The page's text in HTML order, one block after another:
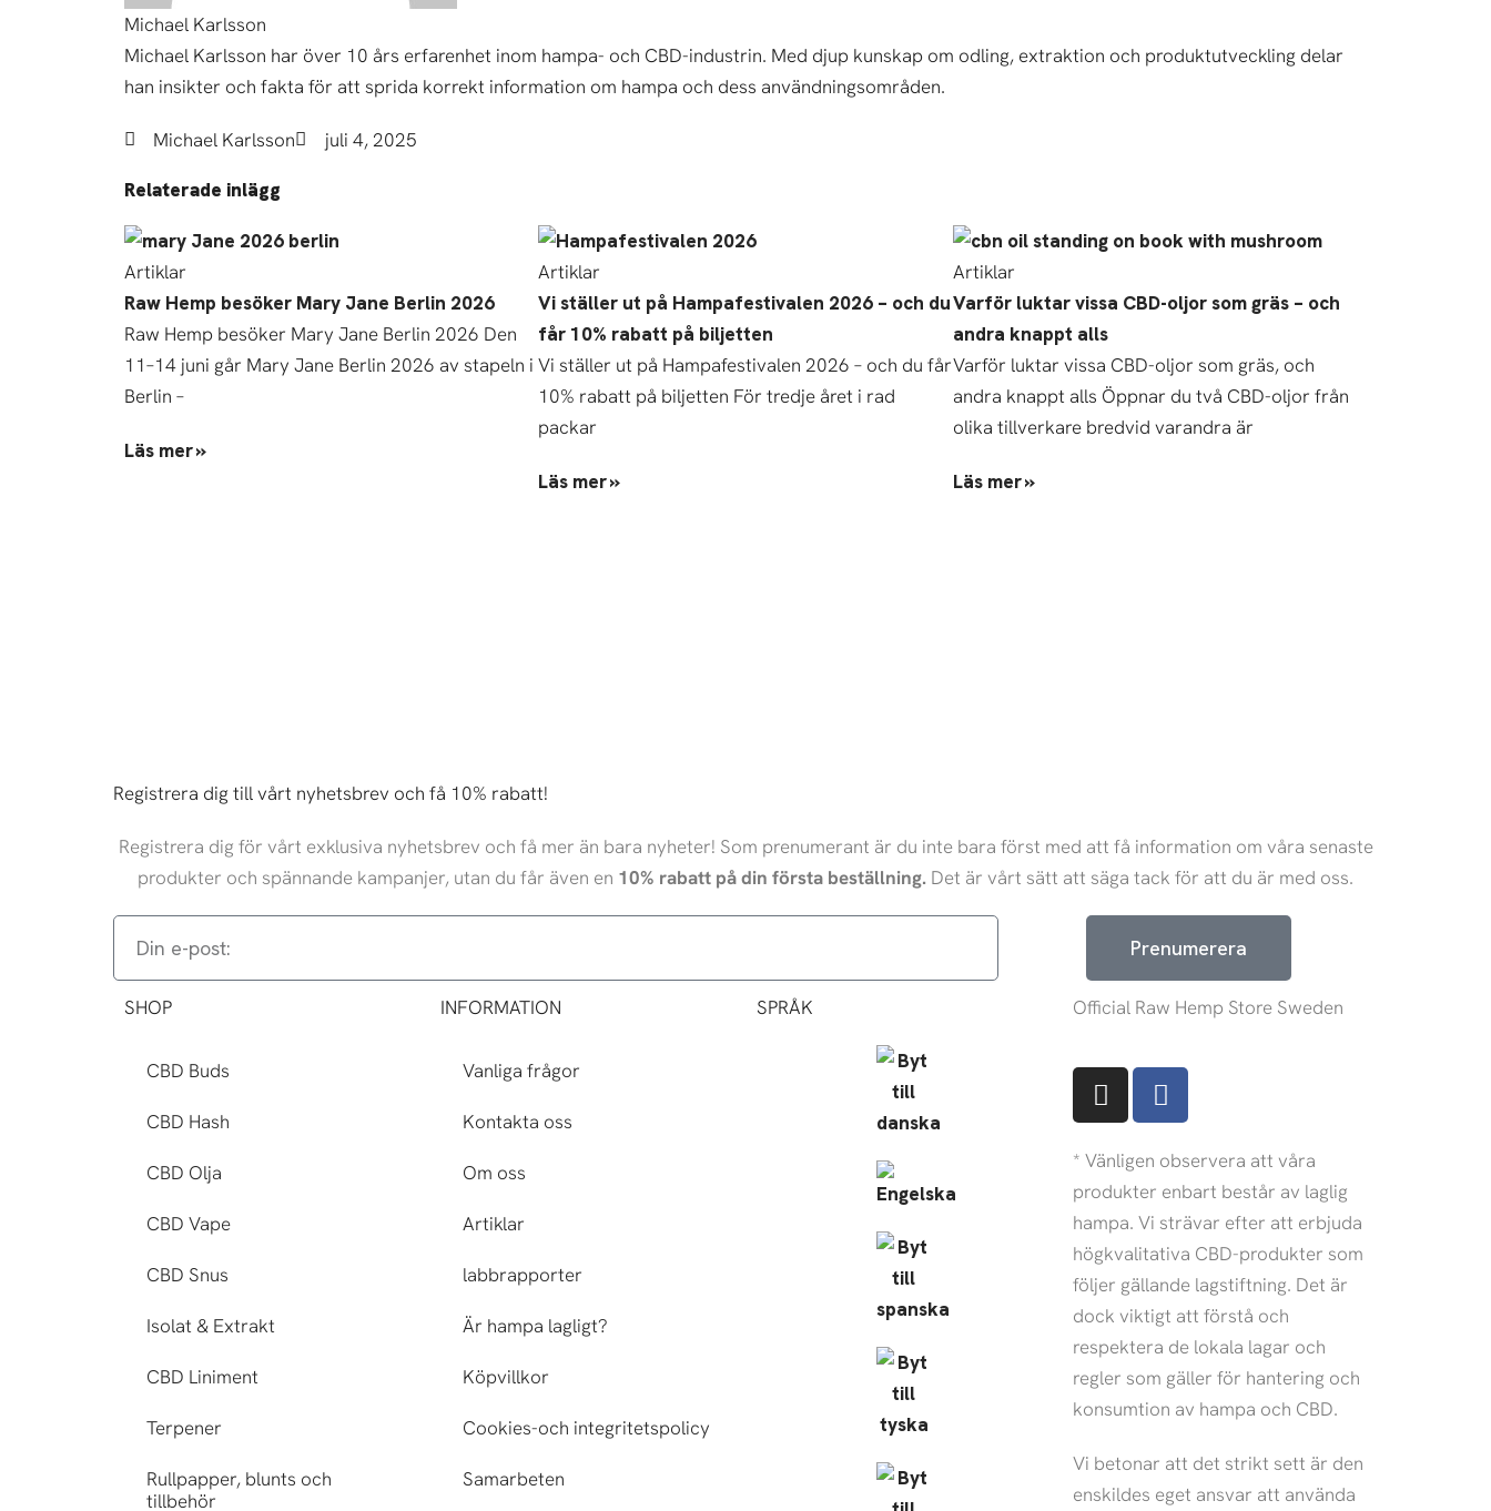
Michael Karlsson
Michael Karlsson har över 10 års erfarenhet inom hampa- och CBD-industrin. Med djup kunskap om odling, extraktion och produktutveckling delar
han insikter och fakta för att sprida korrekt information om hampa och dess användningsområden.
Michael Karlsson juli 4, 2025
Relaterade inlägg
Artiklar
Raw Hemp besöker Mary Jane Berlin 2026
Raw Hemp besöker Mary Jane Berlin 2026 Den
11–14 juni går Mary Jane Berlin 2026 av stapeln i
Berlin –
Läs mer »
Artiklar
Vi ställer ut på Hampafestivalen 2026 – och du
får 10% rabatt på biljetten
Vi ställer ut på Hampafestivalen 2026 – och du får
10% rabatt på biljetten För tredje året i rad
packar
Läs mer »
Artiklar
Varför luktar vissa CBD-oljor som gräs – och
andra knappt alls
Varför luktar vissa CBD-oljor som gräs, och
andra knappt alls Öppnar du två CBD-oljor från
olika tillverkare bredvid varandra är
Läs mer »
Registrera dig till vårt nyhetsbrev och få 10% rabatt!
Registrera dig för vårt exklusiva nyhetsbrev och få mer än bara nyheter! Som prenumerant är du inte bara först med att få information om våra senaste
produkter och spännande kampanjer, utan du får även en 10% rabatt på din första beställning. Det är vårt sätt att säga tack för att du är med oss.
Din
Prenumerera
SHOP
CBD Buds
CBD Hash
CBD Olja
CBD Vape
CBD Snus
Isolat & Extrakt
CBD Liniment
Terpener
Rullpapper, blunts och
tillbehör
INFORMATION
Vanliga frågor
Kontakta oss
Om oss
Artiklar
labbrapporter
Är hampa lagligt?
Köpvillkor
Cookies-och integritetspolicy
Samarbeten
SPRÅK Official Raw Hemp Store Sweden
I
n
t
a
g
r
a
m
F
a
e
b
o
o
k
* Vänligen observera att våra
produkter enbart består av laglig
hampa. Vi strävar efter att erbjuda
högkvalitativa CBD-produkter som
följer gällande lagstiftning. Det är
dock viktigt att förstå och
respektera de lokala lagar och
regler som gäller för hantering och
konsumtion av hampa och CBD.
Vi betonar att det strikt sett är den
enskildes eget ansvar att använda